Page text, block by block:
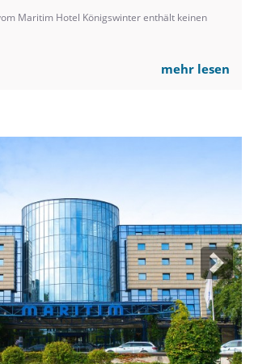
Maritim Hotel Königswinter enthält keinen
mehr lesen
Next